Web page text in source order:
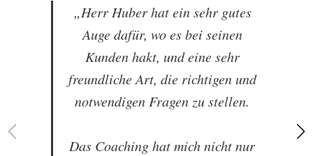
„Herr Huber hat ein sehr gutes
Auge dafür, wo es bei seinen
Kunden hakt, und eine sehr
freundliche Art, die richtigen und
notwendigen Fragen zu stellen.
Das Coaching hat mich nicht nur